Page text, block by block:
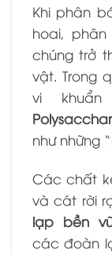
Khi phân
hoai,
chúng trở
vật. Trong
vi
như những
Các chất
và cát rời
lạp bền
các đoàn